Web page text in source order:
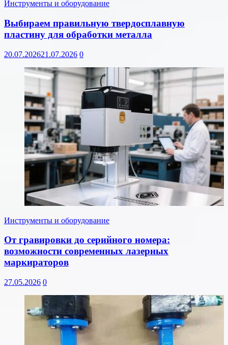
Инструменты и оборудование
Выбираем правильную твердосплавную
пластину для обработки металла
20.07.202621.07.2026 0
Инструменты и оборудование
От гравировки до серийного номера:
возможности современных лазерных
маркираторов
27.05.2026 0